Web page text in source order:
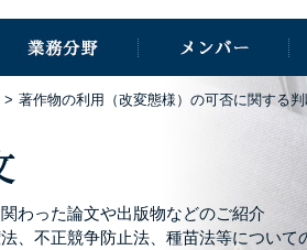
著作物の利用（改変態様）の可否に関する
わった論文や出版物などのご紹介
、不正競争防止法、種苗法等について